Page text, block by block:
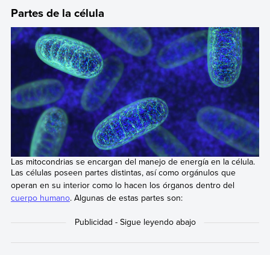
Partes de la célula
Las mitocondrias se encargan del manejo de energía en la célula.
Las células poseen partes distintas, así como orgánulos que
operan en su interior como lo hacen los órganos dentro del
cuerpo humano. Algunas de estas partes son: